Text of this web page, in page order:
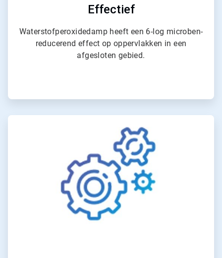
Effectief
Waterstofperoxidedamp heeft een 6-log microben-
reducerend effect op oppervlakken in een
afgesloten gebied.
4